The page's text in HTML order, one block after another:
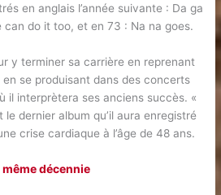
en anglais l’année suivante : Da ga
can do it too, et en 73 : Na na goes.
y terminer sa carrière en reprenant
se produisant dans des concerts
il interprètera ses anciens succès. «
le dernier album qu’il aura enregistré
crise cardiaque à l’âge de 48 ans.
décennie